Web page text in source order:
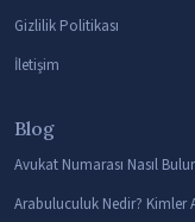
Gizlilik Politikası
İletişim
Blog
Avukat Numarası Nasıl
Arabuluculuk Nedir? Kimler